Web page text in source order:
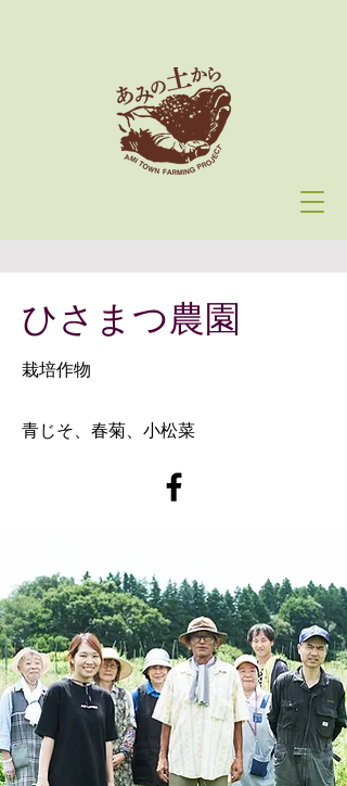
ひさまつ農園
栽培作物
青じそ、春菊、小松菜